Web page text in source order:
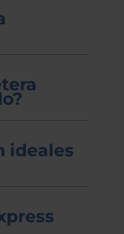
ideales